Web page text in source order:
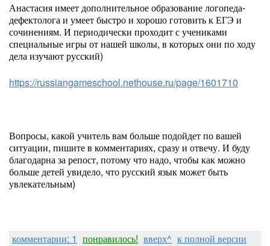
Анастасия имеет дополнительное образование логопеда-
дефектолога и умеет быстро и хорошо готовить к ЕГЭ и
сочинениям. И периодически проходит с учениками
специальные игры от нашей школы, в которых они по ходу
дела изучают русский)
https://russiangameschool.nethouse.ru/page/1601710
Вопросы, какой учитель вам больше подойдет по вашей
ситуации, пишите в комментариях, сразу и отвечу. И буду
благодарна за репост, потому что надо, чтобы как можно
больше детей увидело, что русский язык может быть
увлекательным)
комментарии: 1 понравилось! вверх^ к полной версии